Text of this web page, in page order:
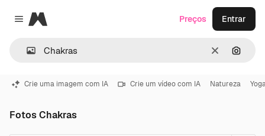
Close menu
Magnific
Limpar
Preços Entrar
Crie uma imagem com IA Crie um vídeo com IA Natureza
Fotos Chakras